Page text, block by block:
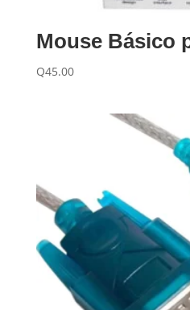
Mouse Básico
Q45.00